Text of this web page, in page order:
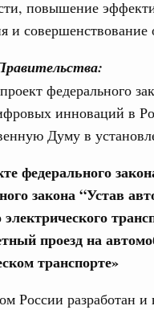
повышение
и
федерального
инноваций в
Думу в
федерального
закона “Устав
электрического
проезд на
транспорте»
России разработан и
и ликвидация их
заседание
чрезвычайной
образование
колледжей и